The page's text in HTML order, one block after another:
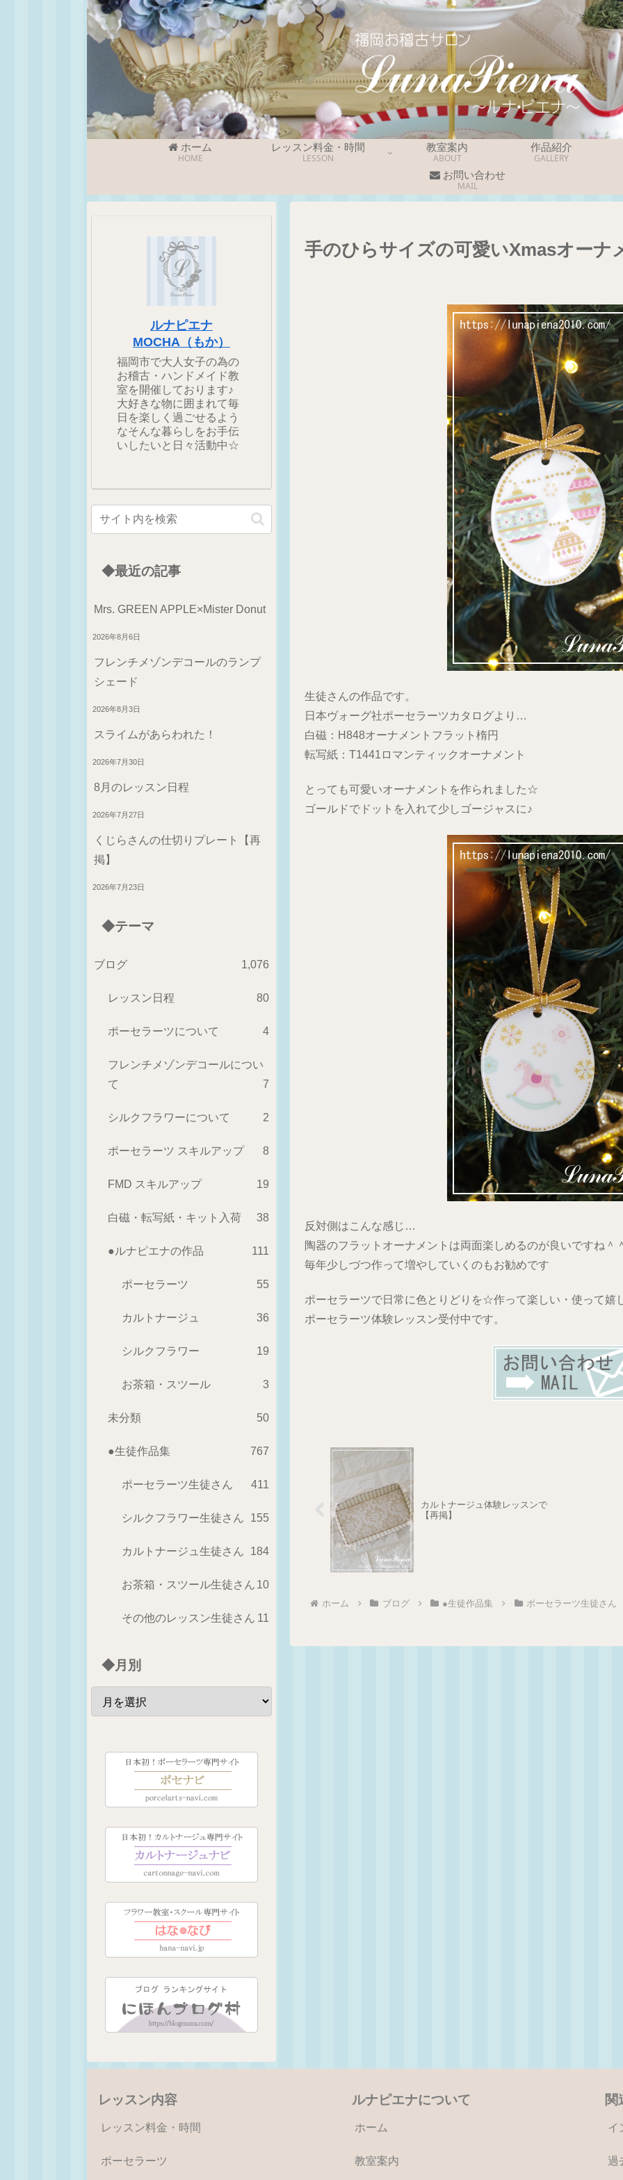
ホーム
HOME
レッスン料金・時間
LESSON
教室案内
ABOUT
作品紹介
GALLERY
お問い合わせ
MAIL
手のひらサイズの可愛いXmasオーナ
生徒さんの作品です。
日本ヴォーグ社ポーセラーツカタログより…
白磁：H848オーナメントフラット楕円
転写紙：T1441ロマンティックオーナメント
とっても可愛いオーナメントを作られました☆
ゴールドでドットを入れて少しゴージャスに♪
反対側はこんな感じ…
陶器のフラットオーナメントは両面楽しめるのが良いですね＾
毎年少しづつ作って増やしていくのもお勧めです
ポーセラーツで日常に色とりどりを☆作って楽しい・使って嬉
ポーセラーツ体験レッスン受付中です。
カルトナージュ体験レッスンで
【再掲】
ホーム ブログ ●生徒作品集 ポーセラーツ生徒さん
ルナピエナ
MOCHA（もか）
福岡市で大人女子の為の
お稽古・ハンドメイド教
室を開催しております♪
大好きな物に囲まれて毎
日を楽しく過ごせるよう
なそんな暮らしをお手伝
いしたいと日々活動中☆
◆最近の記事
Mrs. GREEN APPLE×Mister Donut
2026年8月6日
フレンチメゾンデコールのランプ
シェード
2026年8月3日
スライムがあらわれた！
2026年7月30日
8月のレッスン日程
2026年7月27日
くじらさんの仕切りプレート【再
掲】
2026年7月23日
◆テーマ
ブログ 1,076
レッスン日程 80
ポーセラーツについて 4
フレンチメゾンデコールについ
て
7
シルクフラワーについて 2
ポーセラーツ スキルアップ 8
FMD スキルアップ 19
白磁・転写紙・キット入荷 38
●ルナピエナの作品 111
ポーセラーツ 55
カルトナージュ 36
シルクフラワー 19
お茶箱・スツール 3
未分類 50
●生徒作品集 767
ポーセラーツ生徒さん 411
シルクフラワー生徒さん 155
カルトナージュ生徒さん 184
お茶箱・スツール生徒さん 10
その他のレッスン生徒さん 11
◆月別
レッスン内容
レッスン料金・時間
ポーセラーツ
ルナピエナについて
ホーム
教室案内
関
イ
過